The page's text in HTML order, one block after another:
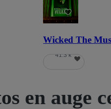
22
Wicked The
41.3 k
en auge